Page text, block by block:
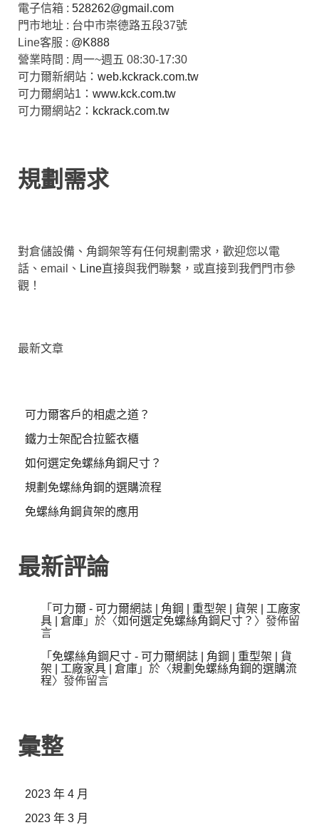
電子信箱 : 528262@gmail.com
門市地址 : 台中市崇德路五段37號
Line客服 : @K888
營業時間 : 周一~週五 08:30-17:30
可力爾新網站： web.kckrack.com.tw
可力爾網站1： www.kck.com.tw
可力爾網站2： kckrack.com.tw
規劃需求
對倉儲設備、角鋼架等有任何規劃需求，歡迎您以電
話、email、 Line直接與我們聯繫，或直接到我們門市參
觀！
最新文章
可力爾客戶的相處之道？
鐵力士架配合拉籃衣櫃
如何選定免螺絲角鋼尺寸？
規劃免螺絲角鋼的選購流程
免螺絲角鋼貨架的應用
最新評論
「 可力爾 - 可力爾網誌 | 角鋼 | 重型架 | 貨架 | 工廠家
具 | 倉庫 」於〈如何選定免螺絲角鋼尺寸？ 〉發佈留
言
「 免螺絲角鋼尺寸 - 可力爾網誌 | 角鋼 | 重型架 | 貨
架 | 工廠家具 | 倉庫 」於〈規劃免螺絲角鋼的選購流
程〉發佈留言
彙整
2023 年 4 月
2023 年 3 月